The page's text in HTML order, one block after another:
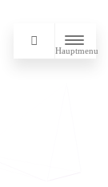
Hauptmenu